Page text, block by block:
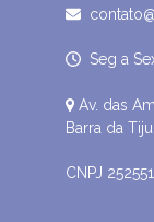
Seg a
Av. das
Barra da
CNPJ